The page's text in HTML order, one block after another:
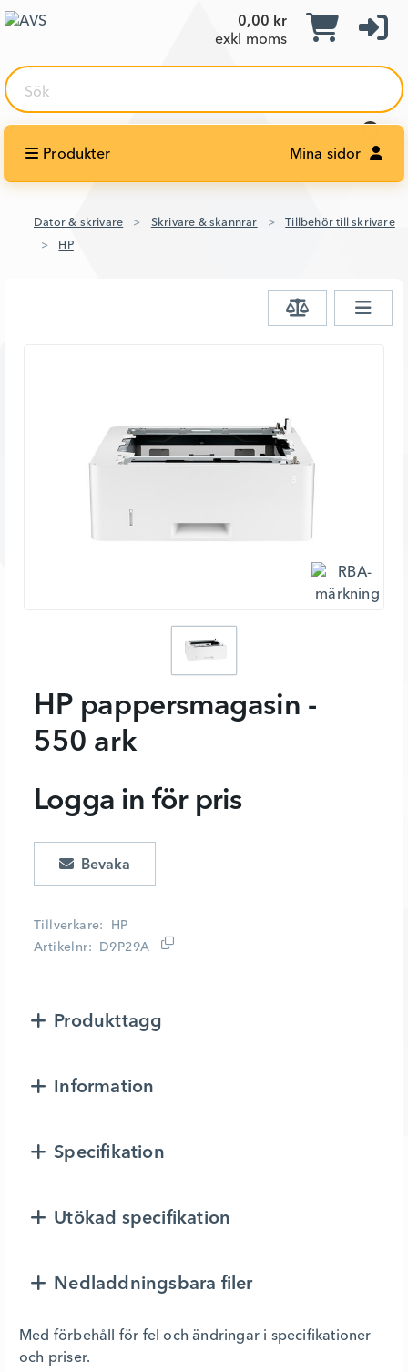
0,00 kr
exkl moms
Sök
Produkter Mina sidor
Dator & skrivare Skrivare & skannrar
Tillbehör till skrivare
HP
HP pappersmagasin -
550 ark
Tillverkare
HP
Artikelnr
D9P29A
Logga in för pris
Produkttagg
Information
Specifikation
Utökad specifikation
Nedladdningsbara filer
Med förbehåll för fel och ändringar i specifikationer
och priser.